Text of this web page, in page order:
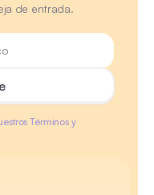
de entrada.
Términos y